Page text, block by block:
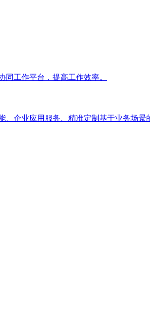
工作平台，提高工作效率。
企业应用服务、精准定制基于业务场景